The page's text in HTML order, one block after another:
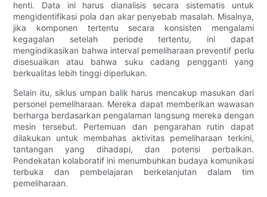
henti. Data ini harus dianalisis secara sistematis untuk
mengidentifikasi pola dan akar penyebab masalah. Misalnya,
jika komponen tertentu secara konsisten mengalami
kegagalan setelah periode tertentu, ini dapat
mengindikasikan bahwa interval pemeliharaan preventif perlu
disesuaikan atau bahwa suku cadang pengganti yang
berkualitas lebih tinggi diperlukan.
Selain itu, siklus umpan balik harus mencakup masukan dari
personel pemeliharaan. Mereka dapat memberikan wawasan
berharga berdasarkan pengalaman langsung mereka dengan
mesin tersebut. Pertemuan dan pengarahan rutin dapat
dilakukan untuk membahas aktivitas pemeliharaan terkini,
tantangan yang dihadapi, dan potensi perbaikan.
Pendekatan kolaboratif ini menumbuhkan budaya komunikasi
terbuka dan pembelajaran berkelanjutan dalam tim
pemeliharaan.